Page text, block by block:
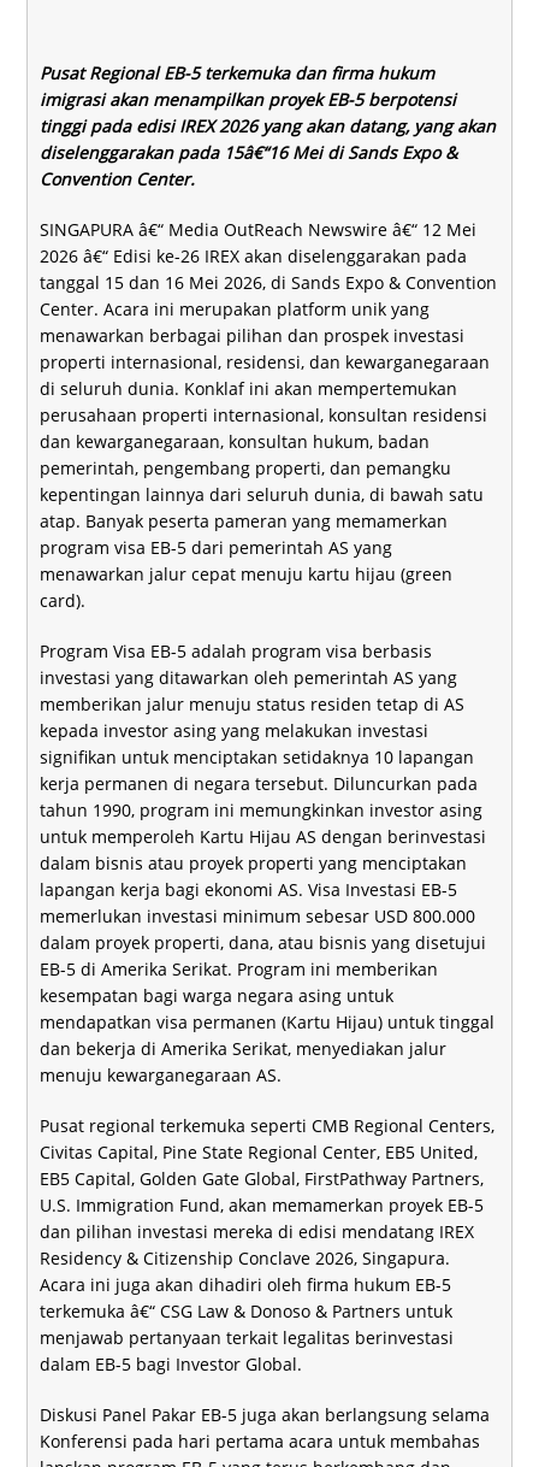
Pusat Regional EB-5 terkemuka dan firma hukum
imigrasi akan menampilkan proyek EB-5 berpotensi
tinggi pada edisi IREX 2026 yang akan datang, yang akan
diselenggarakan pada 15â€“16 Mei di Sands Expo &
Convention Center.
SINGAPURA â€“ Media OutReach Newswire â€“ 12 Mei
2026 â€“ Edisi ke-26 IREX akan diselenggarakan pada
tanggal 15 dan 16 Mei 2026, di Sands Expo & Convention
Center. Acara ini merupakan platform unik yang
menawarkan berbagai pilihan dan prospek investasi
properti internasional, residensi, dan kewarganegaraan
di seluruh dunia. Konklaf ini akan mempertemukan
perusahaan properti internasional, konsultan residensi
dan kewarganegaraan, konsultan hukum, badan
pemerintah, pengembang properti, dan pemangku
kepentingan lainnya dari seluruh dunia, di bawah satu
atap. Banyak peserta pameran yang memamerkan
program visa EB-5 dari pemerintah AS yang
menawarkan jalur cepat menuju kartu hijau (green
card).
Program Visa EB-5 adalah program visa berbasis
investasi yang ditawarkan oleh pemerintah AS yang
memberikan jalur menuju status residen tetap di AS
kepada investor asing yang melakukan investasi
signifikan untuk menciptakan setidaknya 10 lapangan
kerja permanen di negara tersebut. Diluncurkan pada
tahun 1990, program ini memungkinkan investor asing
untuk memperoleh Kartu Hijau AS dengan berinvestasi
dalam bisnis atau proyek properti yang menciptakan
lapangan kerja bagi ekonomi AS. Visa Investasi EB-5
memerlukan investasi minimum sebesar USD 800.000
dalam proyek properti, dana, atau bisnis yang disetujui
EB-5 di Amerika Serikat. Program ini memberikan
kesempatan bagi warga negara asing untuk
mendapatkan visa permanen (Kartu Hijau) untuk tinggal
dan bekerja di Amerika Serikat, menyediakan jalur
menuju kewarganegaraan AS.
Pusat regional terkemuka seperti CMB Regional Centers,
Civitas Capital, Pine State Regional Center, EB5 United,
EB5 Capital, Golden Gate Global, FirstPathway Partners,
U.S. Immigration Fund, akan memamerkan proyek EB-5
dan pilihan investasi mereka di edisi mendatang IREX
Residency & Citizenship Conclave 2026, Singapura.
Acara ini juga akan dihadiri oleh firma hukum EB-5
terkemuka â€“ CSG Law & Donoso & Partners untuk
menjawab pertanyaan terkait legalitas berinvestasi
dalam EB-5 bagi Investor Global.
Diskusi Panel Pakar EB-5 juga akan berlangsung selama
Konferensi pada hari pertama acara untuk membahas